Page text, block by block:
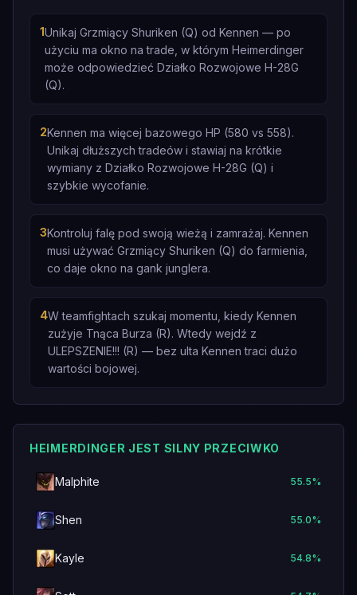
1Unikaj Grzmiący Shuriken (Q) od Kennen — po
użyciu ma okno na trade, w którym Heimerdinger
może odpowiedzieć Działko Rozwojowe H-28G
(Q).
2Kennen ma więcej bazowego HP (580 vs 558).
Unikaj dłuższych tradeów i stawiaj na krótkie
wymiany z Działko Rozwojowe H-28G (Q) i
szybkie wycofanie.
3Kontroluj falę pod swoją wieżą i zamrażaj. Kennen
musi używać Grzmiący Shuriken (Q) do farmienia,
co daje okno na gank junglera.
4W teamfightach szukaj momentu, kiedy Kennen
zużyje Tnąca Burza (R). Wtedy wejdź z
ULEPSZENIE!!! (R) — bez ulta Kennen traci dużo
wartości bojowej.
HEIMERDINGER JEST SILNY PRZECIWKO
Malphite 55.5%
Shen 55.0%
Kayle 54.8%